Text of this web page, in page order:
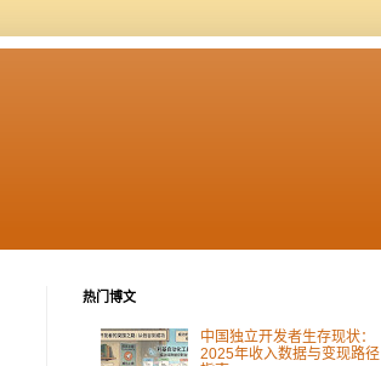
热门博文
中国独立开发者生存现状：
2025年收入数据与变现路径